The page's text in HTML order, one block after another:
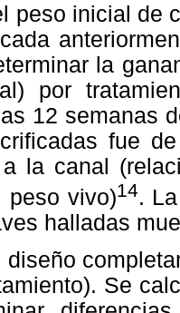
peso inicial de
la
por
12 semanas
fue
a la canal
peso vivo)14.
halladas
Se